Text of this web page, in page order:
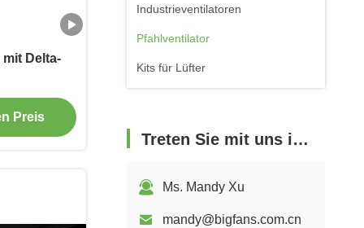
Industrieventilatoren
Pfahlventilator
Kits für Lüfter
Treten Sie mit uns in Verbindung
Ms. Mandy Xu
mandy@bigfans.com.cn
Delta-
Preis